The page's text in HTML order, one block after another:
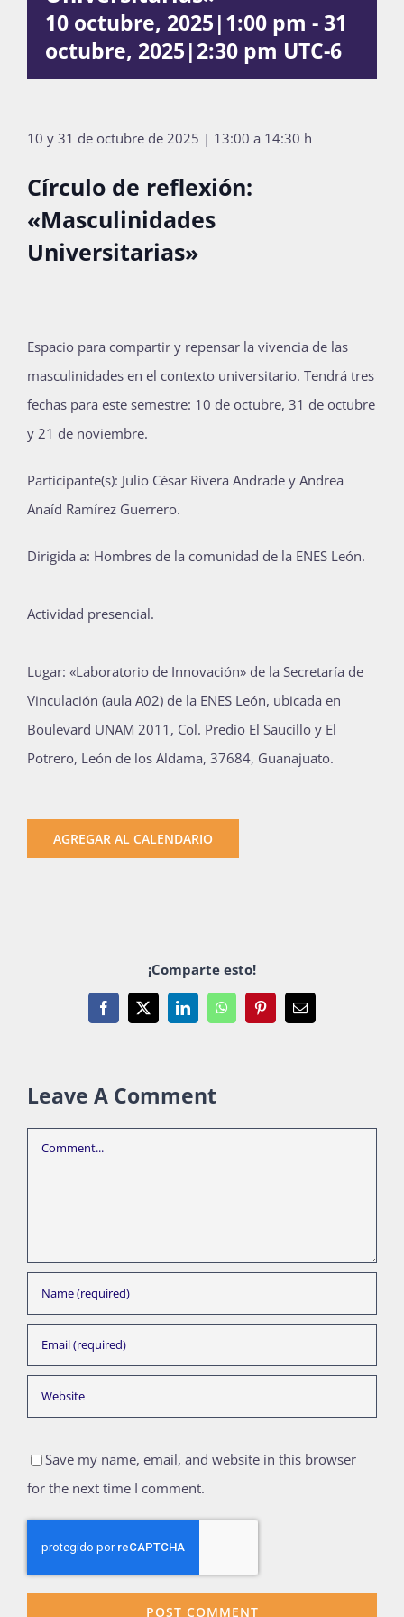
Publicaciones
10 octubre, 2025|1:00 pm -31
octubre, 2025|2:30 pm UTC-6
10 y 31 de octubre de 2025 | 13:00 a 14:30 h
Círculo de reflexión:
«Masculinidades
Universitarias»
Espacio para compartir y repensar la vivencia de las
masculinidades en el contexto universitario. Tendrá tres
fechas para este semestre: 10 de octubre, 31 de octubre
y 21 de noviembre.
Participante(s): Julio César Rivera Andrade y Andrea
Anaíd Ramírez Guerrero.
Dirigida a: Hombres de la comunidad de la ENES León.
Actividad presencial.
Lugar: «Laboratorio de Innovación» de la Secretaría de
Vinculación (aula A02) de la ENES León, ubicada en
Boulevard UNAM 2011, Col. Predio El Saucillo y El
Potrero, León de los Aldama, 37684, Guanajuato.
AGREGAR AL CALENDARIO
¡Comparte esto!
Facebook
X LinkedInWhatsAppPinterestEmail
Leave A Comment
Comment
Save my name, email, and website in this browser
for the next time I comment.